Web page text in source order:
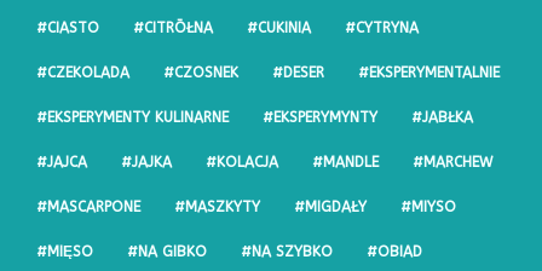
#CIASTO #CITRŌŁNA #CUKINIA #CYTRYNA
#CZEKOLADA #CZOSNEK #DESER #EKSPERYMENTALNIE
#EKSPERYMENTY KULINARNE #EKSPERYMYNTY #JABŁKA
#JAJCA #JAJKA #KOLACJA #MANDLE #MARCHEW
#MASCARPONE #MASZKYTY #MIGDAŁY #MIYSO
#MIĘSO #NA GIBKO #NA SZYBKO #OBIAD